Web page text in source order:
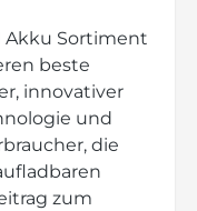
Akku Sortiment
beste
innovativer
und
die
zum